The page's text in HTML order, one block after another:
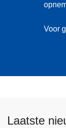
Voor
Laatste